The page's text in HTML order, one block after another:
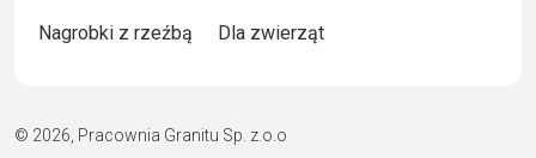
Nagrobki z rzeźbą Dla zwierząt
© 2026, Pracownia Granitu Sp. z.o.o